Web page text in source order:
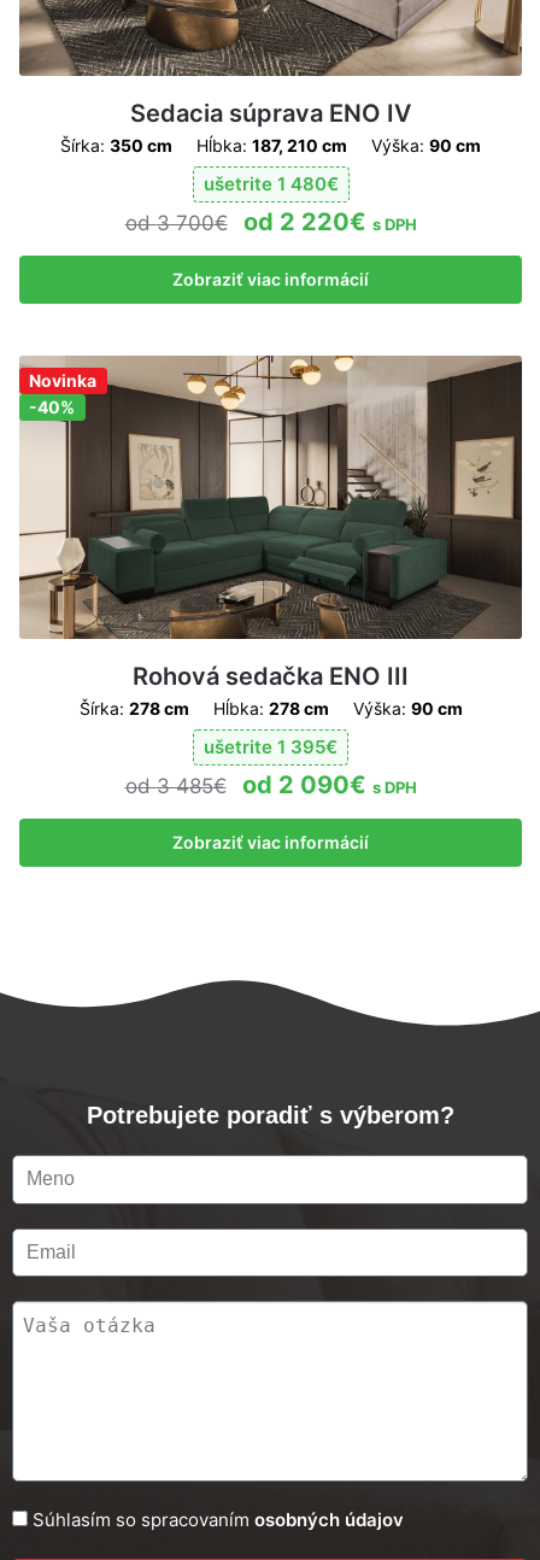
Sedacia súprava ENO IV
Šírka: 350 cm Hĺbka: 187, 210 cm Výška: 90 cm
ušetrite 1 480€
3 700€ 2 220€ s DPH
Zobraziť viac informácií
Zľava!
-40%
Novinka
Rohová sedačka ENO III
Šírka: 278 cm Hĺbka: 278 cm Výška: 90 cm
ušetrite 1 395€
3 485€ 2 090€ s DPH
Zobraziť viac informácií
Potrebujete poradiť s výberom?
Súhlasím so spracovaním osobných údajov